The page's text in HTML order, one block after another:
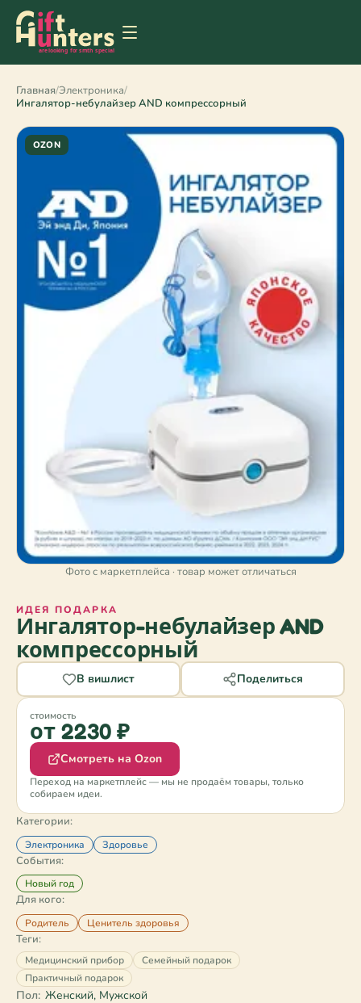
Главная/Электроника/
Ингалятор-небулайзер AND компрессорный
OZON
Фото с маркетплейса · товар может отличаться
ИДЕЯ ПОДАРКА
Ингалятор-небулайзер AND
компрессорный
В вишлист Поделиться
стоимость
от 2230 ₽
Смотреть на Ozon
Переход на маркетплейс — мы не продаём товары, только
собираем идеи.
Категории:
Электроника Здоровье
События:
Новый год
Для кого:
Родитель Ценитель здоровья
Теги:
Медицинский прибор
Семейный подарок
Практичный подарок
Пол: Женский, Мужской